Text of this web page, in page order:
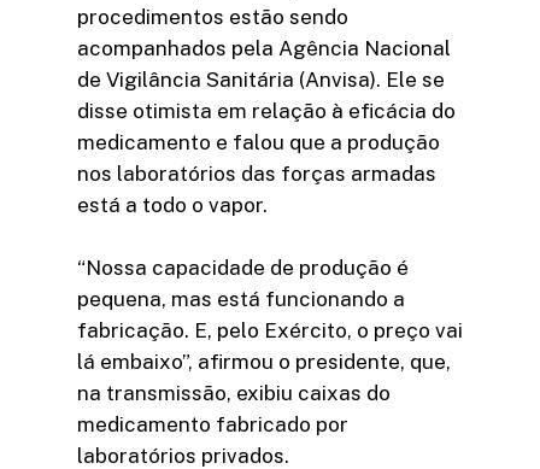
procedimentos estão sendo
acompanhados pela Agência Nacional
de Vigilância Sanitária (Anvisa). Ele se
disse otimista em relação à eficácia do
medicamento e falou que a produção
nos laboratórios das forças armadas
está a todo o vapor.
“Nossa capacidade de produção é
pequena, mas está funcionando a
fabricação. E, pelo Exército, o preço vai
lá embaixo”, afirmou o presidente, que,
na transmissão, exibiu caixas do
medicamento fabricado por
laboratórios privados.